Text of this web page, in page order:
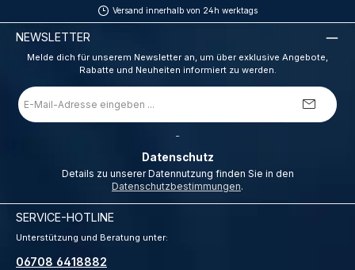
Versand innerhalb von 24h werktags
NEWSLETTER
Melde dich für unserem Newsletter an, um über exklusive Angebote,
Rabatte und Neuheiten informiert zu werden.
E-
Mail-
Adresse
Datenschutz
Datenschutzbestimmungen.
SERVICE-HOTLINE
Unterstützung und Beratung unter:
06708 6418882